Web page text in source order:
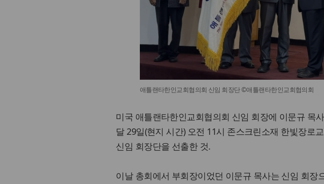
애틀랜타한인교회협의회 신임 회장단 ©애틀랜타한인교회협의회
미국 애틀랜타한인교회협의회 신임 회장에 이문규 목
달 29일(현지 시간) 오전 11시 존스크린소재 한빛장로
신임 회장단을 선출한 것.
이날 총회에서 부회장이었던 이문규 목사는 신임 회장